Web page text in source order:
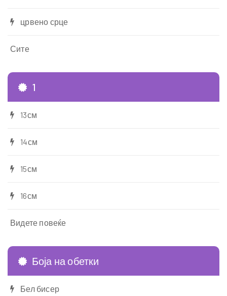
црвено срце
Сите
1
13см
14см
15см
16см
Видете повеќе
Боја на обетки
Бел бисер